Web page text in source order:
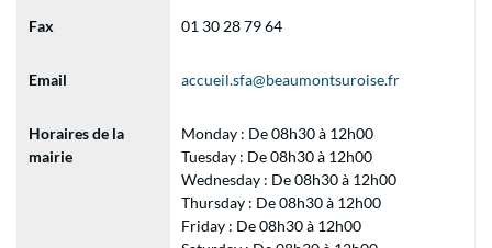
Fax 01 30 28 79 64
Email accueil.sfa@beaumontsuroise.fr
Horaires de la
mairie
Monday : De 08h30 à 12h00
Tuesday : De 08h30 à 12h00
Wednesday : De 08h30 à 12h00
Thursday : De 08h30 à 12h00
Friday : De 08h30 à 12h00